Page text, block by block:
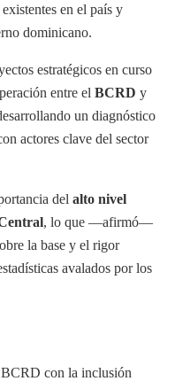
en el país y
dominicano.
estratégicos en curso
entre el BCRD y
un diagnóstico
actores clave del sector
del alto nivel
, lo que —afirmó—
la base y el rigor
avalados por los
con la inclusión